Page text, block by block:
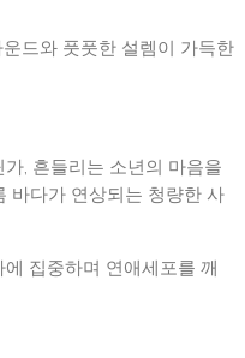
드와 풋풋한 설렘이 가득한
, 흔들리는 소년의 마음을
바다가 연상되는 청량한 사
집중하며 연애세포를 깨